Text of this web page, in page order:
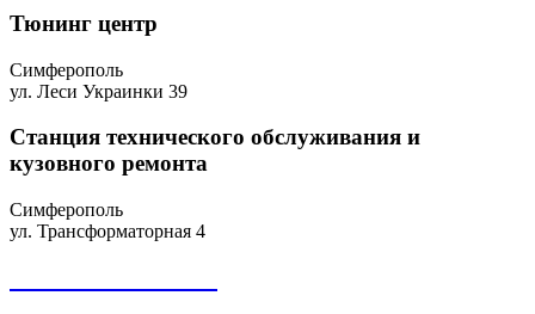
Тюнинг центр
Симферополь
ул. Леси Украинки 39
Станция технического обслуживания и
кузовного ремонта
Симферополь
ул. Трансформаторная 4